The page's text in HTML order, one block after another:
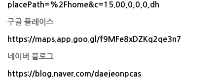
placePath=%2Fhome&c=15.00,0,0,0,dh
구글 플레이스
https://maps.app.goo.gl/f9MFe8xDZKq2qe3n7
네이버 블로그
https://blog.naver.com/daejeonpcas